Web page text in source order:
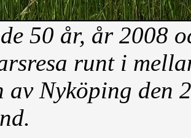
50 år, år 2008
runt i
av Nyköping den